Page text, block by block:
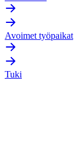
Avoimet työpaikat
Tuki